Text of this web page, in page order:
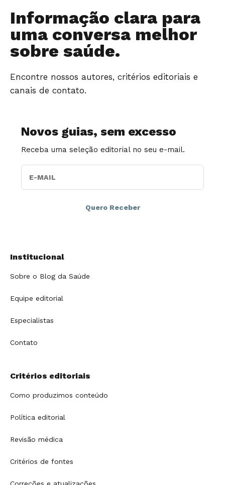
Informação clara para
uma conversa melhor
sobre saúde.
Encontre nossos autores, critérios editoriais e
canais de contato.
Novos guias, sem excesso
Receba uma seleção editorial no seu e-mail.
Institucional
Sobre o Blog da Saúde
Equipe editorial
Especialistas
Contato
Critérios editoriais
Como produzimos conteúdo
Política editorial
Revisão médica
Critérios de fontes
Correções e atualizações